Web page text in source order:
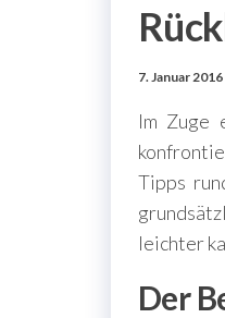
7. Januar 2016
Im Zuge
Tipps
leichter
Der